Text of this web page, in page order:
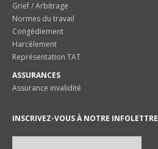
Grief / Arbitrage
Normes du travail
Congédiement
Harcèlement
Représentation TAT
ASSURANCES
Assurance invalidité
INSCRIVEZ-VOUS À NOTRE INFOLETTRE